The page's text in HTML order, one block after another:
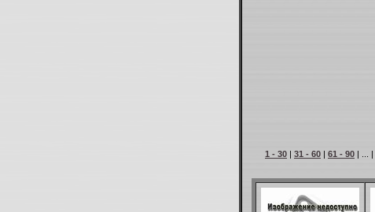
1 - 30 | 31 - 60 | 61 - 90 | ... |